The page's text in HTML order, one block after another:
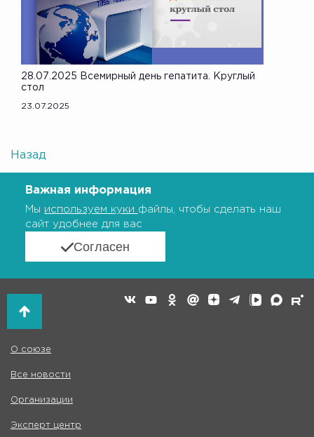
28.07.2025 Всемирный день гепатита. Круглый
стол
23.07.2025
Назад
Важная информация
Мы используем куки файлы, чтобы сделать наш
сайт удобнее для вас
Согласен
О союзе
Все новости
Организации
Эксперт центр